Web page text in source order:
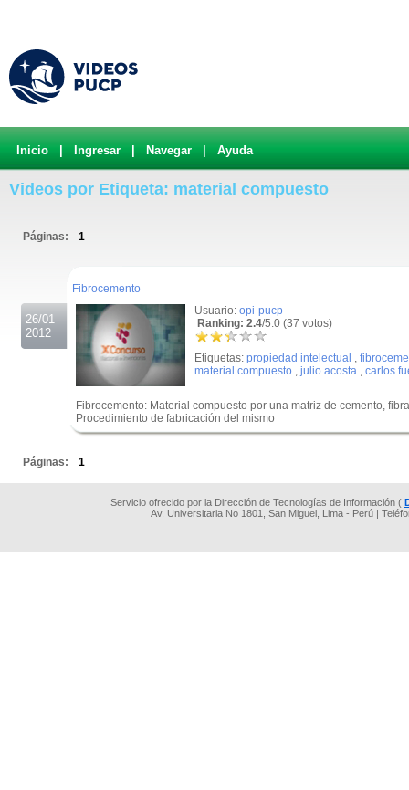
Inicio Ingresar Navegar Ayuda
Videos por Etiqueta: material compuesto
Páginas: 1
26/01
2012
Fibrocemento
Usuario: opi-pucp
Ranking: 2.4/5.0 (37 votos)
Etiquetas: propiedad intelectual ,
material compuesto , julio acosta , carlos
Fibrocemento: Material compuesto por una matriz de cemento,
Procedimiento de fabricación del mismo
Páginas: 1
Servicio ofrecido por la Dirección de Tecnologías de Información (
Av. Universitaria No 1801, San Miguel, Lima - Perú |